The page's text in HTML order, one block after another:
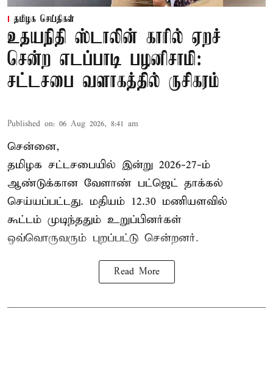
தமிழக செய்திகள்
உதயநிதி ஸ்டாலின் காரில் ஏறச்
சென்ற எடப்பாடி பழனிசாமி:
சட்டசபை வளாகத்தில் ருசிகரம்
Published on: 06 Aug 2026, 8:41 am
சென்னை,
தமிழக சட்டசபையில் இன்று 2026-27-ம்
ஆண்டுக்கான வேளாண் பட்ஜெட் தாக்கல்
செய்யப்பட்டது. மதியம் 12.30 மணியளவில்
கூட்டம் முடிந்ததும் உறுப்பினர்கள்
ஒவ்வொருவரும் புறப்பட்டு சென்றனர்.
Read More